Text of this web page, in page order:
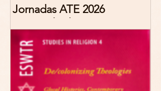
Jornadas ATE 2026
Narrativas teológicas de
esperanza" 7-8 Noviembre
2026 Madrid